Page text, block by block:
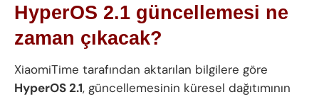
HyperOS 2.1 güncellemesi ne
zaman çıkacak?
XiaomiTime tarafından aktarılan bilgilere göre
HyperOS 2.1, güncellemesinin küresel dağıtımının